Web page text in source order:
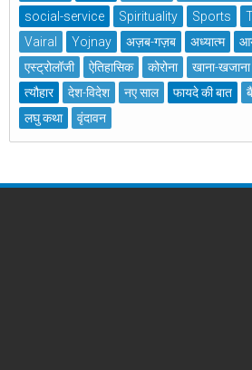
social-service
Spirituality Sports
Vairal
Yojnay अज़ब-गज़ब अध्यात्म
एस्ट्रोलॉजी
ऐतिहासिक कोरोना खाना-खजाना
त्यौहार
देश-विदेश नए साल फायदे की बात
लघु कथा
वृंदावन